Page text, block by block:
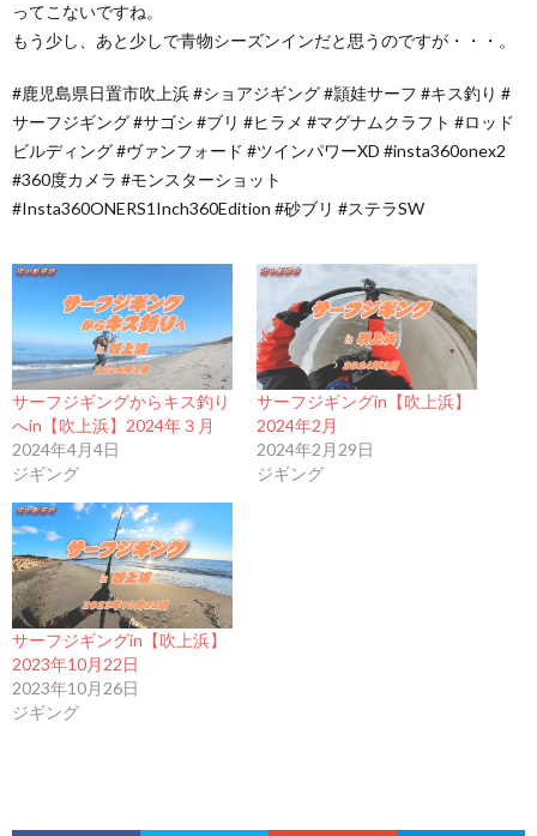
ってこないですね。
もう少し、あと少しで青物シーズンインだと思うのですが・・・。
#鹿児島県日置市吹上浜 #ショアジギング #頴娃サーフ​ #キス釣り​ #
サーフジギング​ #サゴシ​ #ブリ​ #ヒラメ​ #マグナムクラフト​ #ロッド
ビルディング​ #ヴァンフォード #ツインパワーXD #insta360onex2
#360度カメラ #モンスターショット
#Insta360ONERS1Inch360Edition #砂ブリ #ステラSW
サーフジギングからキス釣り
へin【吹上浜】2024年３月
2024年4月4日
ジギング
サーフジギングin【吹上浜】
2024年2月
2024年2月29日
ジギング
サーフジギングin【吹上浜】
2023年10月22日
2023年10月26日
ジギング